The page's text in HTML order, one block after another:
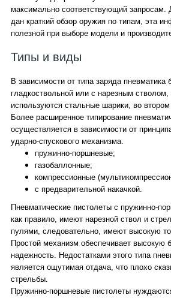
максимально соответствующий запросам.
дан краткий обзор оружия по типам, эта
полезной при выборе модели и
Типы и виды
В зависимости от типа заряда пневматика
гладкоствольной или с нарезным
используются стальные шарики, во
Более расширенное типирование
осуществляется в зависимости от
ударно-спускового механизма.
пружинно-поршневые;
газобаллонные;
компрессионные
с предварительной накачкой.
Пневматические пистолеты с пружинно-
как правило, имеют нарезной ствол и
пулями, следовательно, имеют высокую
Простой механизм обеспечивает высокую
надежность. Недостатками этого типа
является ощутимая отдача, что плохо
стрельбы.
Пружинно-поршневые пистолеты